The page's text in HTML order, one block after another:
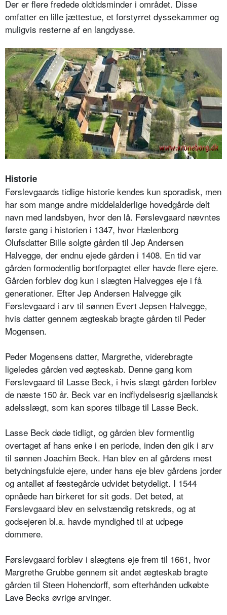
Der er flere fredede oldtidsminder i området. Disse
omfatter en lille jættestue, et forstyrret dyssekammer og
muligvis resterne af en langdysse.
Historie
Førslevgaards tidlige historie kendes kun sporadisk, men
har som mange andre middelalderlige hovedgårde delt
navn med landsbyen, hvor den lå. Førslevgaard nævntes
første gang i historien i 1347, hvor Hælenborg
Olufsdatter Bille solgte gården til Jep Andersen
Halvegge, der endnu ejede gården i 1408. En tid var
gården formodentlig bortforpagtet eller havde flere ejere.
Gården forblev dog kun i slægten Halvegges eje i få
generationer. Efter Jep Andersen Halvegge gik
Førslevgaard i arv til sønnen Evert Jepsen Halvegge,
hvis datter gennem ægteskab bragte gården til Peder
Mogensen.
Peder Mogensens datter, Margrethe, viderebragte
ligeledes gården ved ægteskab. Denne gang kom
Førslevgaard til Lasse Beck, i hvis slægt gården forblev
de næste 150 år. Beck var en indflydelsesrig sjællandsk
adelsslægt, som kan spores tilbage til Lasse Beck.
Lasse Beck døde tidligt, og gården blev formentlig
overtaget af hans enke i en periode, inden den gik i arv
til sønnen Joachim Beck. Han blev en af gårdens mest
betydningsfulde ejere, under hans eje blev gårdens jorder
og antallet af fæstegårde udvidet betydeligt. I 1544
opnåede han birkeret for sit gods. Det betød, at
Førslevgaard blev en selvstændig retskreds, og at
godsejeren bl.a. havde myndighed til at udpege
dommere.
Førslevgaard forblev i slægtens eje frem til 1661, hvor
Margrethe Grubbe gennem sit andet ægteskab bragte
gården til Steen Hohendorff, som efterhånden udkøbte
Lave Becks øvrige arvinger.